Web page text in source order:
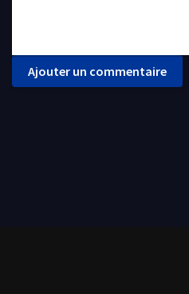
Ajouter un commentaire